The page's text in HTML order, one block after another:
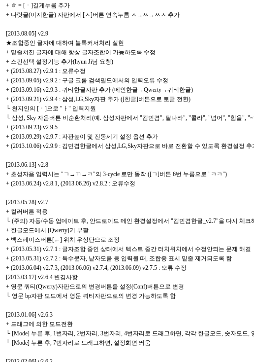
+ ㅎ = [ㆍ]길게누름 추가
+ 나랏글(이지한글) 자판에서 [ㅅ]버튼 연속누름 ㅅ→ㅆ→ㅆㅅ 추가
[2013.08.05] v2.9
★조합중인 글자에 대하여 블록커서처리 실현
+ 밑줄쳐진 글자에 대해 항상 글자조합이 가능하도록 수정
+ 스킨선택 설정기능 추가(hyun Ji님 요청)
+ (2013.08.27) v2.9.1 : 오류수정
+ (2013.09.05) v2.9.2 : 구글 크롬 검색필드에서의 입력오류 수정
+ (2013.09.16) v2.9.3 : 쿼티한글자판 추가 (메인한글→Qwerty→쿼티한글)
+ (2013.09.21) v2.9.4 : 삼성,LG,Sky자판 추가 ([한글]버튼으로 토글 전환)
└ 천지인의 [ㆍ]으로 "ㅏ" 입력지원
└ 삼성, Sky 자음버튼 비순환처리(예. 삼성자판에서 "김민겸", 달나라", "콜라", "넘어", "힘을",
+ (2013.09.23) v2.9.5
+ (2013.09.29) v2.9.7 : 자판높이 및 진동세기 설정 옵션 추가
+ (2013.10.06) v2.9.9 : 김민겸한글에서 삼성,LG,Sky자판으로 바로 전환할 수 있도록 환경설정 추
[2013.06.13] v2.8
+ 초성자음 입력시는 "ㄱ→ㄲ→ㅋ"의 3-cycle 로만 동작 ([ㄱ]버튼 6번 누름으로 "ㅋㅋ")
+ (2013.06.24) v2.8.1, (2013.06.26) v2.8.2 : 오류수정
[2013.05.28] v2.7
+ 컬러버튼 적용
└ (주의) 자동/수동 업데이트 후, 안드로이드 메인 환경설정에서 "김민겸한글_v2.7"을 다시 체크
+ 한글모드에서 [Qwerty]키 부활
+ 백스페이스버튼[←] 위치 우상단으로 조정
+ (2013.05.31) v2.7.1 : 글자조합 중인 상태에서 텍스트 중간 터치위치에서 수정안되는 문제 해결
+ (2013.05.31) v2.7.2 : 특수문자, 낱자모음 등 입력될 때, 조합중 표시 밑줄 제거되도록 함
+ (2013.06.04) v2.7.3, (2013.06.06) v2.7.4, (2013.06.09) v2.7.5 : 오류 수정
[2013.03.17] v2.6.4 변경사항
+ 영문 쿼티(Qwerty)자판으로의 변경버튼을 설정(Conf)버튼으로 변경
└ 영문 bp자판 모드에서 영문 쿼티자판으로의 변경 가능하도록 함
[2013.01.06] v2.6.3
+ 드래그에 의한 모드전환
└ [Mode] 누른 후, 1번자리, 2번자리, 3번자리, 4번자리로 드래그하면, 각각 한글모드, 숫자모드,
└ [Mode] 누른 후, 7번자리로 드래그하면, 설정화면 띄움